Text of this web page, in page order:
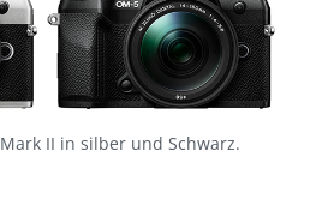
II in silber und Schwarz.